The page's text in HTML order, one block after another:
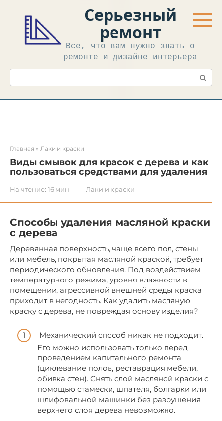
контенту
Серьезный
ремонт
Все, что вам нужно знать о
ремонте и дизайне интерьера
Поиск:
Главная » Лаки и краски
Виды смывок для красок с дерева и как
пользоваться средствами для удаления
На чтение: 16 мин Лаки и краски
Способы удаления масляной краски
с дерева
Деревянная поверхность, чаще всего пол, стены
или мебель, покрытая масляной краской, требует
периодического обновления. Под воздействием
температурного режима, уровня влажности в
помещении, агрессивной внешней среды краска
приходит в негодность. Как удалить масляную
краску с дерева, не повреждая основу изделия?
Механический способ никак не подходит.
Его можно использовать только перед
проведением капитального ремонта
(циклевание полов, реставрация мебели,
обивка стен). Снять слой масляной краски с
помощью стамески, шпателя, болгарки или
шлифовальной машинки без разрушения
верхнего слоя дерева невозможно.